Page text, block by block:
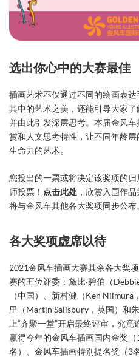
选出你心中的大赛最佳
插画艺术不仅通过不同的绘画表
其中的艺术之美，还能引导大家了
并由此引发深层思考。本届金风
赏和人文思考特性，让不同年龄
生命力的艺术。
您投出的一票或将决定该奖项的
师投票！ 点击此处 ，欣赏入围作
将与金风车其他各大奖项同步公布
各大奖项虚席以待
2021金风车插画大赛其余各大奖
赛的五位评委：黛比·碧伯（
（中国）、新村健（Ken Niimura
里（Martin Salisbury，英国）和
上“齐聚一堂”开启最终评审，究
赢得今年的金风车插画国内金奖
名）、金风车插画特别提名奖（3